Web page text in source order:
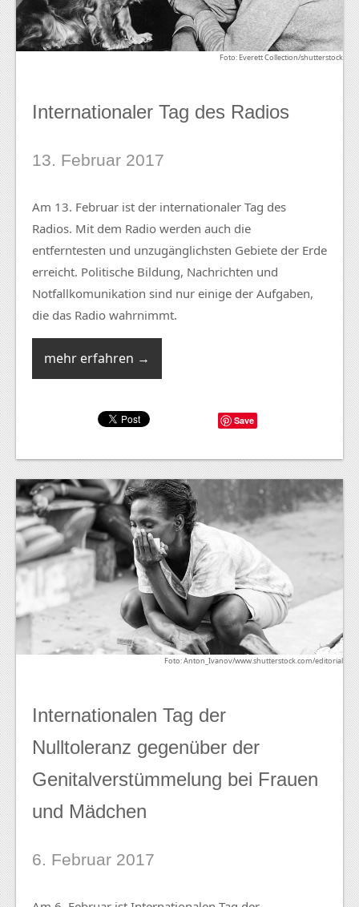
Foto: Everett Collection/shutterstock
Internationaler Tag des Radios
13. Februar 2017
Am 13. Februar ist der internationaler Tag des
Radios. Mit dem Radio werden auch die
entferntesten und unzugänglichsten Gebiete der Erde
erreicht. Politische Bildung, Nachrichten und
Notfallkomunikation sind nur einige der Aufgaben,
die das Radio wahrnimmt.
mehr erfahren →
Save
Foto: Anton_Ivanov/www.shutterstock.com/editorial
Internationalen Tag der
Nulltoleranz gegenüber der
Genitalverstümmelung bei Frauen
und Mädchen
6. Februar 2017